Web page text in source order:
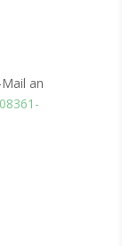
an
08361-